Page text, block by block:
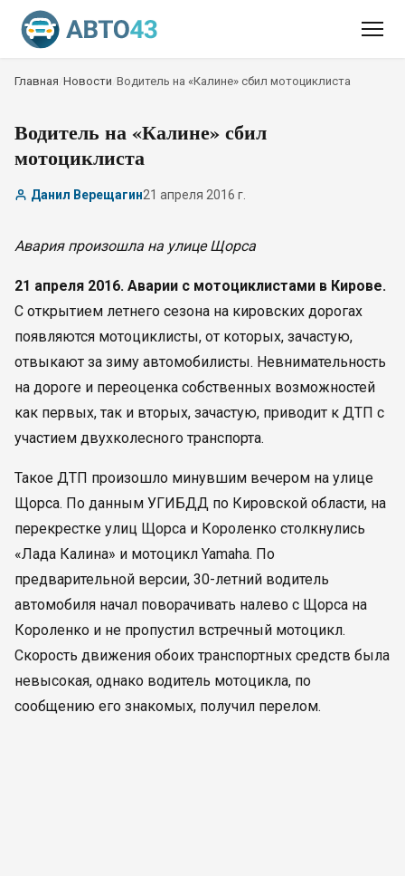
Главная Новости Водитель на «Калине» сбил мотоциклиста
Водитель на «Калине» сбил
мотоциклиста
Данил Верещагин21 апреля 2016 г.
Авария произошла на улице Щорса
21 апреля 2016. Аварии с мотоциклистами в Кирове.
С открытием летнего сезона на кировских дорогах
появляются мотоциклисты, от которых, зачастую,
отвыкают за зиму автомобилисты. Невнимательность
на дороге и переоценка собственных возможностей
как первых, так и вторых, зачастую, приводит к ДТП с
участием двухколесного транспорта.
Такое ДТП произошло минувшим вечером на улице
Щорса. По данным УГИБДД по Кировской области, на
перекрестке улиц Щорса и Короленко столкнулись
«Лада Калина» и мотоцикл Yamaha. По
предварительной версии, 30-летний водитель
автомобиля начал поворачивать налево с Щорса на
Короленко и не пропустил встречный мотоцикл.
Скорость движения обоих транспортных средств была
невысокая, однако водитель мотоцикла, по
сообщению его знакомых, получил перелом.